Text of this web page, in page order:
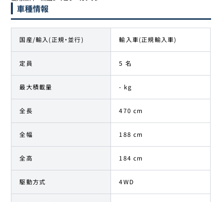
車種情報
国産/輸入(正規・並行) 輸入車(正規輸入車)
定員 5 名
最大積載量 - kg
全長 470 cm
全幅 188 cm
全高 184 cm
駆動方式 4WD